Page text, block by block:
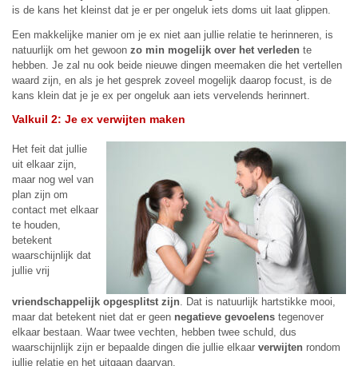
is de kans het kleinst dat je er per ongeluk iets doms uit laat glippen.
Een makkelijke manier om je ex niet aan jullie relatie te herinneren, is
natuurlijk om het gewoon zo min mogelijk over het verleden te
hebben. Je zal nu ook beide nieuwe dingen meemaken die het vertellen
waard zijn, en als je het gesprek zoveel mogelijk daarop focust, is de
kans klein dat je je ex per ongeluk aan iets vervelends herinnert.
Valkuil 2: Je ex verwijten maken
Het feit dat jullie
uit elkaar zijn,
maar nog wel van
plan zijn om
contact met elkaar
te houden,
betekent
waarschijnlijk dat
jullie vrij
vriendschappelijk opgesplitst zijn. Dat is natuurlijk hartstikke mooi,
maar dat betekent niet dat er geen negatieve gevoelens tegenover
elkaar bestaan. Waar twee vechten, hebben twee schuld, dus
waarschijnlijk zijn er bepaalde dingen die jullie elkaar verwijten rondom
jullie relatie en het uitgaan daarvan.